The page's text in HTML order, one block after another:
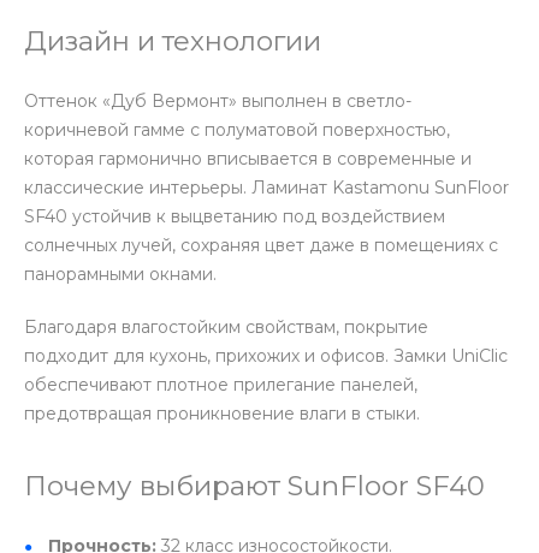
Дизайн и технологии
Оттенок «Дуб Вермонт» выполнен в светло-
коричневой гамме с полуматовой поверхностью,
которая гармонично вписывается в современные и
классические интерьеры. Ламинат Kastamonu SunFloor
SF40 устойчив к выцветанию под воздействием
солнечных лучей, сохраняя цвет даже в помещениях с
панорамными окнами.
Благодаря влагостойким свойствам, покрытие
подходит для кухонь, прихожих и офисов. Замки UniClic
обеспечивают плотное прилегание панелей,
предотвращая проникновение влаги в стыки.
Почему выбирают SunFloor SF40
Прочность: 32 класс износостойкости.